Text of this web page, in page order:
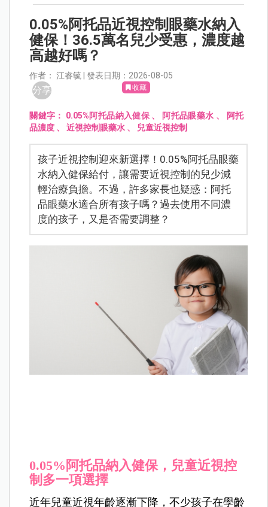
0.05%阿托品近視控制眼藥水納入
健保！36.5萬名兒少受惠，濃度越
高越好嗎？
作者： 江睿毓 | 發表日期：2026-08-05
分享 收藏
關鍵字： 0.05%阿托品納入健保 、 阿托品眼藥水 、
阿托
品濃度 、近視控制眼藥水 、 兒童近視控制
孩子近視控制迎來新選擇！0.05%阿托品眼藥
水納入健保給付，讓需要近視控制的兒少減
輕治療負擔。不過，許多家長也疑惑：阿托
品眼藥水適合所有孩子嗎？過去使用不同濃
度的孩子，又是否需要調整？
0.05%阿托品納入健保，兒童近視控
制多一項選擇
近年兒童近視年齡逐漸下降，不少孩子在學齡